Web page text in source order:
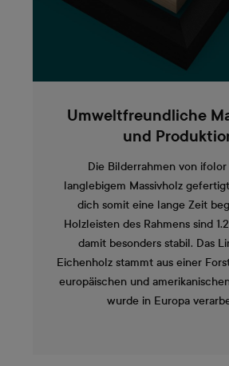
Umweltfreundliche
und
Die Bilderrahmen von ifolor
langlebigem Massivholz
dich somit eine lange Zeit
Holzleisten des Rahmens sind
damit besonders stabil. Das
Eichenholz stammt aus einer
europäischen und
wurde in Europa